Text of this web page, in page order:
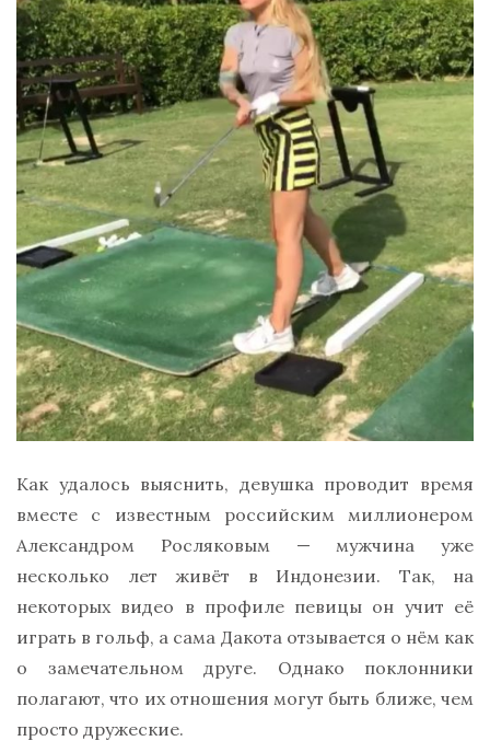
Как удалось выяснить, девушка проводит время
вместе с известным российским миллионером
Александром Росляковым — мужчина уже
несколько лет живёт в Индонезии. Так, на
некоторых видео в профиле певицы он учит её
играть в гольф, а сама Дакота отзывается о нём как
о замечательном друге. Однако поклонники
полагают, что их отношения могут быть ближе, чем
просто дружеские.